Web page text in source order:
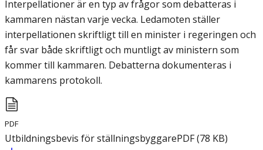
Interpellationer är en typ av frågor som debatteras i
kammaren nästan varje vecka. Ledamoten ställer
interpellationen skriftligt till en minister i regeringen och
får svar både skriftligt och muntligt av ministern som
kommer till kammaren. Debatterna dokumenteras i
kammarens protokoll.
PDF
Utbildningsbevis för ställningsbyggarePDF(78 KB)